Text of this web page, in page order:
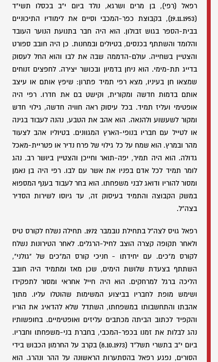
רפאל (רפי), בן מרים ושרגא, נולד ביום י"ב בכסלו תשי"ד
(19.11.1953), בקבוצת כפר-המכבי וסיים את לימודיו התיכוניים
בבית-הספר בגוש זבולון. הוא היה חבר בתנועת הנוער העובד
והלומד והשתתף בכנסים, בטיולים ובמחנות. כן היה חובב ספורט
והצטיין בשחייה. עולם-הדממה שבה את לבו והוא החל לעסוק
בדייג תת-מימי. הוא ניחן בדמיון ובכושר יצירה. לחפצים זנוחים
שמצאו חן בעיניו, מצא רפי תמיד פתרון: שיפץ אותם או עיצב
אותם בדמות חדשה ומקורית, וקישט בם את חדרו. רפי היה
אופטימי ועליז תמיד. בכל עיסוק ראה חוויה חדשה, גילוי חדש
ומקור לשעשוע ולהנאה. הוא אהב את הטבע, נהנה לעבוד בגינה
או לטייל עם חבריו בנופי-הארץ המגוונים. בטיוליו אהב לצעוד
מהר ובמרץ. הוא שמח על כל גילוי של פרח נדיר או פטריית-מאכל
גדולה. הוא היה תמיר, יפה-תואר וחייכן והצטיין ביושר רב. נהג
לומר תמיד לכל אדם בפניו את אשר עם לבו. רפי היה בן נאמן
ומסור להוריו ודואג לבני משפחתו. הוא בחר לעבוד בענף המספוא
במשק הקבוצה והתמיד בעיסוק זה, עד גיוסו לשירות הסדיר
בצה"ל.
רפאל גויס לצה"ל בתחילת נובמבר 1972. תחילה נשלח לקורס טיס
ולאחר תקופה קצרה הוצב לחיל-הרגלים. לאחר הטירונות נשלח
לקורס מ"כים. עם יחידתו - חניכי קורס המ"כים של "גולני",
השתתף בצעדת שלושת הימים, שכן מאז ומתמיד היה חובב
הליכה ברגל למרחקים. הוא היה חייל אחראי ומסור לתפקידו
ושימש מופת לחבריו בביצוע המשימות שהוטלו עליו. מתוך
אהבתו והתחשבותו במשפחתו, השתדל שלא להדאיג את הוריו
והקפיד לכתוב הביתה מכתבים עליזים ואופטימיים. בחופשותיו
נהג לבלות את זמנו בכפר-המכבי, בחברת בני-משפחתו וחבריו.
ביום י"ב בתשרי תשל"ד (8.10.1973) בקרב על החרמון הכבוש בידי
הסורים, נפגע רפאל בהסתערות הראשונה על ההר ונהרג. הוא